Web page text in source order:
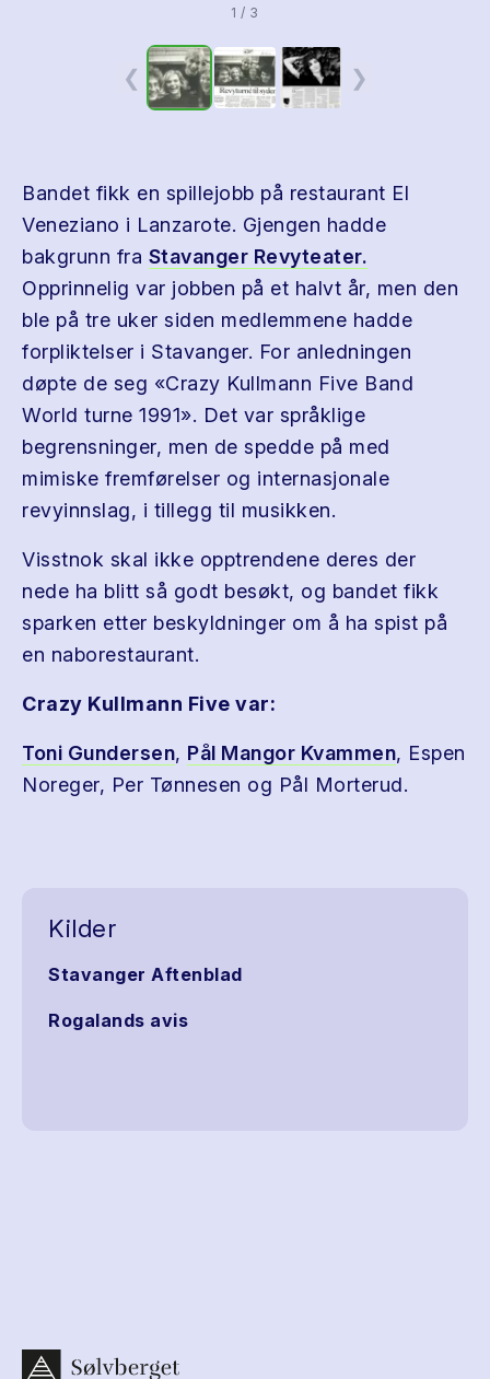
1 / 3
❮ ❯
Bandet fikk en spillejobb på restaurant El
Veneziano i Lanzarote. Gjengen hadde
bakgrunn fra Stavanger Revyteater.
Opprinnelig var jobben på et halvt år, men den
ble på tre uker siden medlemmene hadde
forpliktelser i Stavanger. For anledningen
døpte de seg «Crazy Kullmann Five Band
World turne 1991». Det var språklige
begrensninger, men de spedde på med
mimiske fremførelser og internasjonale
revyinnslag, i tillegg til musikken.
Visstnok skal ikke opptrendene deres der
nede ha blitt så godt besøkt, og bandet fikk
sparken etter beskyldninger om å ha spist på
en naborestaurant.
Crazy Kullmann Five var:
Toni Gundersen, Pål Mangor Kvammen, Espen
Noreger, Per Tønnesen og Pål Morterud.
Kilder
Stavanger Aftenblad
Rogalands avis